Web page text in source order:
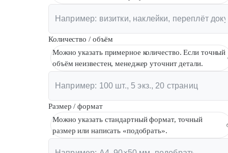
Количество / объём
Можно указать примерное количество. Если точный
объём неизвестен, менеджер уточнит детали.
Размер / формат
Можно указать стандартный формат, точный
размер или написать «подобрать».